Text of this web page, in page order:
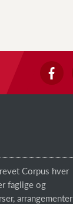
Corpus hver
faglige og
arrangementer